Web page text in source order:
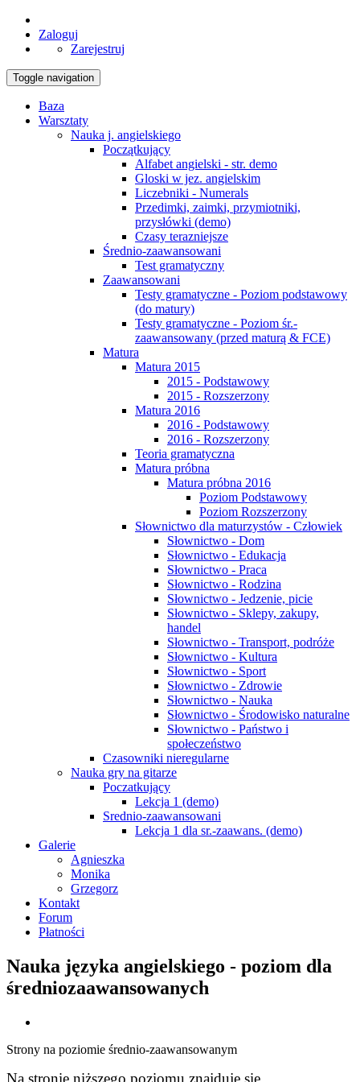
Zaloguj
Zarejestruj
Toggle navigation
Baza
Warsztaty
Nauka j. angielskiego
Początkujący
Alfabet angielski - str. demo
Gloski w jez. angielskim
Liczebniki - Numerals
Przedimki, zaimki, przymiotniki,
przysłówki (demo)
Czasy terazniejsze
Średnio-zaawansowani
Test gramatyczny
Zaawansowani
Testy gramatyczne - Poziom podstawowy
(do matury)
Testy gramatyczne - Poziom śr.-
zaawansowany (przed maturą & FCE)
Matura
Matura 2015
2015 - Podstawowy
2015 - Rozszerzony
Matura 2016
2016 - Podstawowy
2016 - Rozszerzony
Teoria gramatyczna
Matura próbna
Matura próbna 2016
Poziom Podstawowy
Poziom Rozszerzony
Słownictwo dla maturzystów - Człowiek
Słownictwo - Dom
Słownictwo - Edukacja
Słownictwo - Praca
Słownictwo - Rodzina
Słownictwo - Jedzenie, picie
Słownictwo - Sklepy, zakupy,
handel
Słownictwo - Transport, podróże
Słownictwo - Kultura
Słownictwo - Sport
Słownictwo - Zdrowie
Słownictwo - Nauka
Słownictwo - Środowisko naturalne
Słownictwo - Państwo i
społeczeństwo
Czasowniki nieregularne
Nauka gry na gitarze
Poczatkujący
Lekcja 1 (demo)
Srednio-zaawansowani
Lekcja 1 dla sr.-zaawans. (demo)
Galerie
Agnieszka
Monika
Grzegorz
Kontakt
Forum
Płatności
Nauka języka angielskiego - poziom dla
średniozaawansowanych
Strony na poziomie średnio-zaawansowanym
Na stronie niższego poziomu znajduje się